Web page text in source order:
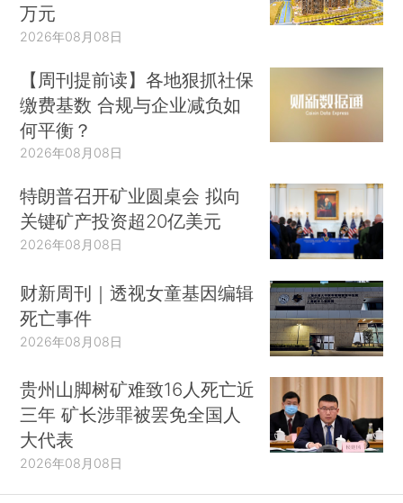
万元
2026年08月08日
【周刊提前读】各地狠抓社保
缴费基数 合规与企业减负如
何平衡？
2026年08月08日
特朗普召开矿业圆桌会 拟向
关键矿产投资超20亿美元
2026年08月08日
财新周刊｜透视女童基因编辑
死亡事件
2026年08月08日
贵州山脚树矿难致16人死亡近
三年 矿长涉罪被罢免全国人
大代表
2026年08月08日